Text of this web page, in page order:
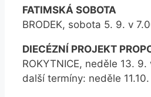
FATIMSKÁ SOBOTA
BRODEK, sobota 5. 9. v
DIECÉZNÍ PROJEKT
ROKYTNICE, neděle 13. 9.
další termíny: neděle 11.10.